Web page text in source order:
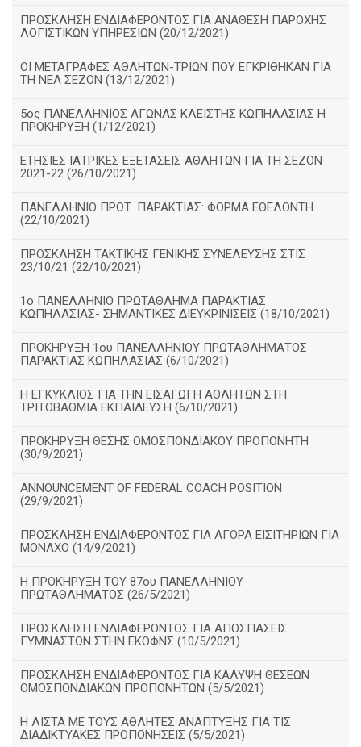
ΠΡΟΣΚΛΗΣΗ ΕΝΔΙΑΦΕΡΟΝΤΟΣ ΓΙΑ ΑΝΑΘΕΣΗ ΠΑΡΟΧΗΣ
ΛΟΓΙΣΤΙΚΩΝ ΥΠΗΡΕΣΙΩΝ (20/12/2021)
ΟΙ ΜΕΤΑΓΡΑΦΕΣ ΑΘΛΗΤΩΝ-ΤΡΙΩΝ ΠΟΥ ΕΓΚΡΙΘΗΚΑΝ ΓΙΑ
ΤΗ ΝΕΑ ΣΕΖΟΝ (13/12/2021)
5ος ΠΑΝΕΛΛΗΝΙΟΣ ΑΓΩΝΑΣ ΚΛΕΙΣΤΗΣ ΚΩΠΗΛΑΣΙΑΣ Η
ΠΡΟΚΗΡΥΞΗ (1/12/2021)
ΕΤΗΣΙΕΣ ΙΑΤΡΙΚΕΣ ΕΞΕΤΑΣΕΙΣ ΑΘΛΗΤΩΝ ΓΙΑ ΤΗ ΣΕΖΟΝ
2021-22 (26/10/2021)
ΠΑΝΕΛΛΗΝΙΟ ΠΡΩΤ. ΠΑΡΑΚΤΙΑΣ: ΦΟΡΜΑ ΕΘΕΛΟΝΤΗ
(22/10/2021)
ΠΡΟΣΚΛΗΣΗ ΤΑΚΤΙΚΗΣ ΓΕΝΙΚΗΣ ΣΥΝΕΛΕΥΣΗΣ ΣΤΙΣ
23/10/21 (22/10/2021)
1ο ΠΑΝΕΛΛΗΝΙΟ ΠΡΩΤΑΘΛΗΜΑ ΠΑΡΑΚΤΙΑΣ
ΚΩΠΗΛΑΣΙΑΣ- ΣΗΜΑΝΤΙΚΕΣ ΔΙΕΥΚΡΙΝΙΣΕΙΣ (18/10/2021)
ΠΡΟΚΗΡΥΞΗ 1ου ΠΑΝΕΛΛΗΝΙΟΥ ΠΡΩΤΑΘΛΗΜΑΤΟΣ
ΠΑΡΑΚΤΙΑΣ ΚΩΠΗΛΑΣΙΑΣ (6/10/2021)
Η ΕΓΚΥΚΛΙΟΣ ΓΙΑ ΤΗΝ ΕΙΣΑΓΩΓΗ ΑΘΛΗΤΩΝ ΣΤΗ
ΤΡΙΤΟΒΑΘΜΙΑ ΕΚΠΑΙΔΕΥΣΗ (6/10/2021)
ΠΡΟΚΗΡΥΞΗ ΘΕΣΗΣ ΟΜΟΣΠΟΝΔΙΑΚΟΥ ΠΡΟΠΟΝΗΤΗ
(30/9/2021)
ANNOUNCEMENT OF FEDERAL COACH POSITION
(29/9/2021)
ΠΡΟΣΚΛΗΣΗ ΕΝΔΙΑΦΕΡΟΝΤΟΣ ΓΙΑ ΑΓΟΡΑ ΕΙΣΙΤΗΡΙΩΝ ΓΙΑ
ΜΟΝΑΧΟ (14/9/2021)
Η ΠΡΟΚΗΡΥΞΗ ΤΟΥ 87ου ΠΑΝΕΛΛΗΝΙΟΥ
ΠΡΩΤΑΘΛΗΜΑΤΟΣ (26/5/2021)
ΠΡΟΣΚΛΗΣΗ ΕΝΔΙΑΦΕΡΟΝΤΟΣ ΓΙΑ ΑΠΟΣΠΑΣΕΙΣ
ΓΥΜΝΑΣΤΩΝ ΣΤΗΝ ΕΚΟΦΝΣ (10/5/2021)
ΠΡΟΣΚΛΗΣΗ ΕΝΔΙΑΦΕΡΟΝΤΟΣ ΓΙΑ ΚΑΛΥΨΗ ΘΕΣΕΩΝ
ΟΜΟΣΠΟΝΔΙΑΚΩΝ ΠΡΟΠΟΝΗΤΩΝ (5/5/2021)
H ΛΙΣΤΑ ΜΕ ΤΟΥΣ ΑΘΛΗΤΕΣ ΑΝΑΠΤΥΞΗΣ ΓΙΑ ΤΙΣ
ΔΙΑΔΙΚΤΥΑΚΕΣ ΠΡΟΠΟΝΗΣΕΙΣ (5/5/2021)